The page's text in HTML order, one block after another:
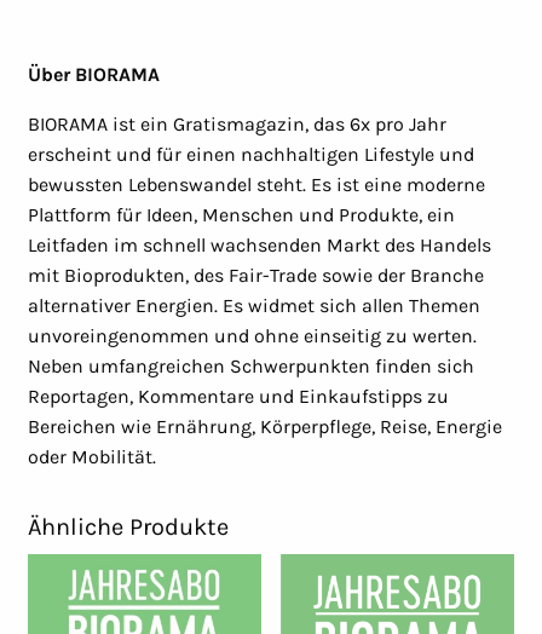
Über BIORAMA
BIORAMA ist ein Gratismagazin, das 6x pro Jahr
erscheint und für einen nachhaltigen Lifestyle und
bewussten Lebenswandel steht. Es ist eine moderne
Plattform für Ideen, Menschen und Produkte, ein
Leitfaden im schnell wachsenden Markt des Handels
mit Bioprodukten, des Fair-Trade sowie der Branche
alternativer Energien. Es widmet sich allen Themen
unvoreingenommen und ohne einseitig zu werten.
Neben umfangreichen Schwerpunkten finden sich
Reportagen, Kommentare und Einkaufstipps zu
Bereichen wie Ernährung, Körperpflege, Reise, Energie
oder Mobilität.
Ähnliche Produkte